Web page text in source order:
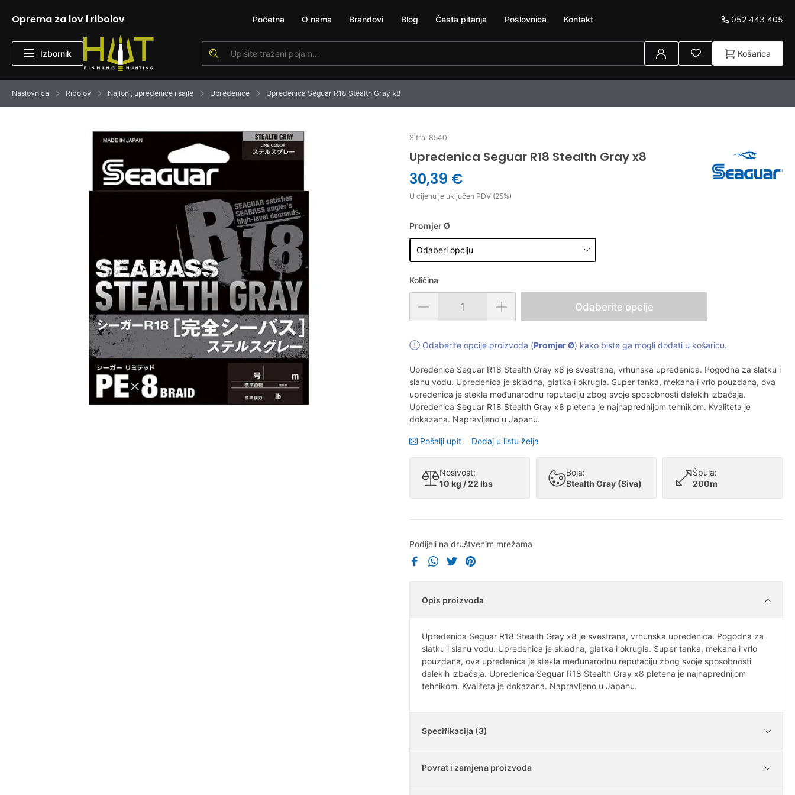
Oprema za lov i ribolov Početna O nama Brandovi Blog Česta pitanja Poslovnica Kontakt 052 443 405
Izbornik Košarica
Naslovnica Ribolov Najloni, upredenice i sajle Upredenice Upredenica Seguar R18 Stealth Gray x8
Šifra: 8540
Upredenica Seguar R18 Stealth Gray x8
30,39 €
U cijenu je uključen PDV (25%)
Promjer Ø
Količina
Odaberite opcije
Odaberite opcije proizvoda (Promjer Ø) kako biste ga mogli dodati u košaricu.
Upredenica Seguar R18 Stealth Gray x8 je svestrana, vrhunska upredenica. Pogodna za slatku i
slanu vodu. Upredenica je skladna, glatka i okrugla. Super tanka, mekana i vrlo pouzdana, ova
upredenica je stekla međunarodnu reputaciju zbog svoje sposobnosti dalekih izbačaja.
Upredenica Seguar R18 Stealth Gray x8 pletena je najnaprednijom tehnikom. Kvaliteta je
dokazana. Napravljeno u Japanu.
Pošalji upit Dodaj u listu želja
Nosivost:
10 kg / 22 lbs
Boja:
Stealth Gray (Siva)
Špula:
200m
Podijeli na društvenim mrežama
Opis proizvoda
Upredenica Seguar R18 Stealth Gray x8 je svestrana, vrhunska upredenica. Pogodna za
slatku i slanu vodu. Upredenica je skladna, glatka i okrugla. Super tanka, mekana i vrlo
pouzdana, ova upredenica je stekla međunarodnu reputaciju zbog svoje sposobnosti
dalekih izbačaja. Upredenica Seguar R18 Stealth Gray x8 pletena je najnaprednijom
tehnikom. Kvaliteta je dokazana. Napravljeno u Japanu.
Specifikacija (3)
Povrat i zamjena proizvoda